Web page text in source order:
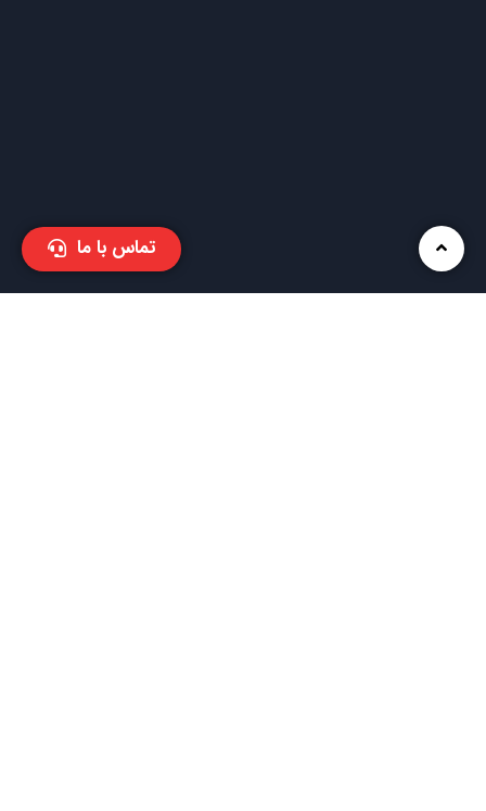
تماس با ما